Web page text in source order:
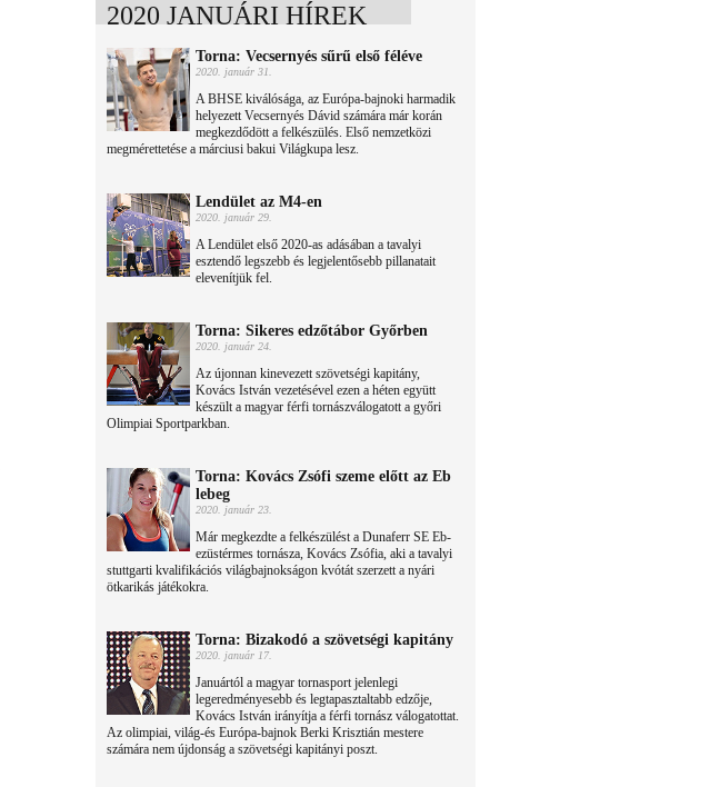
2020 JANUÁRI HÍREK
Torna: Vecsernyés sűrű első féléve
2020. január 31.
A BHSE kiválósága, az Európa-bajnoki harmadik
helyezett Vecsernyés Dávid számára már korán
megkezdődött a felkészülés. Első nemzetközi
megmérettetése a márciusi bakui Világkupa lesz.
Lendület az M4-en
2020. január 29.
A Lendület első 2020-as adásában a tavalyi
esztendő legszebb és legjelentősebb pillanatait
elevenítjük fel.
Torna: Sikeres edzőtábor Győrben
2020. január 24.
Az újonnan kinevezett szövetségi kapitány,
Kovács István vezetésével ezen a héten együtt
készült a magyar férfi tornászválogatott a győri
Olimpiai Sportparkban.
Torna: Kovács Zsófi szeme előtt az Eb
lebeg
2020. január 23.
Már megkezdte a felkészülést a Dunaferr SE Eb-
ezüstérmes tornásza, Kovács Zsófia, aki a tavalyi
stuttgarti kvalifikációs világbajnokságon kvótát szerzett a nyári
ötkarikás játékokra.
Torna: Bizakodó a szövetségi kapitány
2020. január 17.
Januártól a magyar tornasport jelenlegi
legeredményesebb és legtapasztaltabb edzője,
Kovács István irányítja a férfi tornász válogatottat.
Az olimpiai, világ-és Európa-bajnok Berki Krisztián mestere
számára nem újdonság a szövetségi kapitányi poszt.